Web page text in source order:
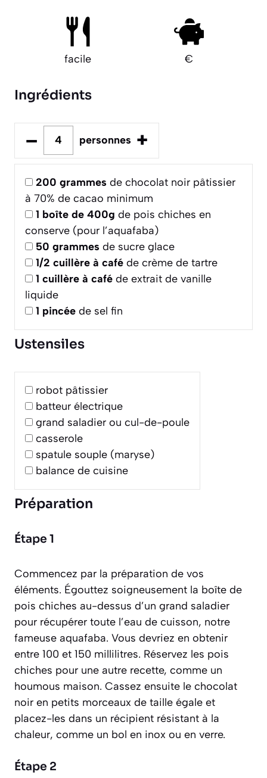
facile €
Ingrédients
– personnes +
200 grammes de chocolat noir pâtissier
à 70% de cacao minimum
1 boîte de 400g de pois chiches en
conserve (pour l’aquafaba)
50 grammes de sucre glace
1/2 cuillère à café de crème de tartre
1 cuillère à café de extrait de vanille
liquide
1 pincée de sel fin
Ustensiles
robot pâtissier
batteur électrique
grand saladier ou cul-de-poule
casserole
spatule souple (maryse)
balance de cuisine
Préparation
Étape 1
Commencez par la préparation de vos
éléments. Égouttez soigneusement la boîte de
pois chiches au-dessus d’un grand saladier
pour récupérer toute l’eau de cuisson, notre
fameuse aquafaba. Vous devriez en obtenir
entre 100 et 150 millilitres. Réservez les pois
chiches pour une autre recette, comme un
houmous maison. Cassez ensuite le chocolat
noir en petits morceaux de taille égale et
placez-les dans un récipient résistant à la
chaleur, comme un bol en inox ou en verre.
Étape 2